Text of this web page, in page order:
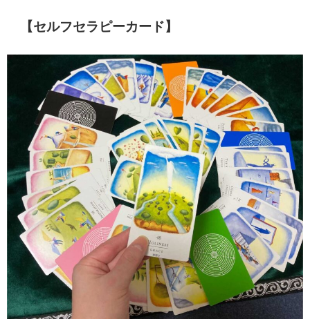
【セルフセラピーカード】